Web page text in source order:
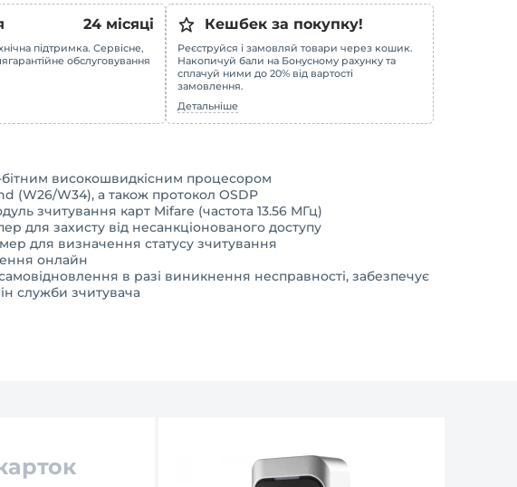
24 місяці
підтримка. Сервісне,
обслуговування
Кешбек за покупку!
Реєструйся і замовляй товари через кошик.
Накопичуй бали на Бонусному рахунку та
сплачуй ними до 20% від вартості
замовлення.
Детальніше
високошвидкісним процесором
(W26/W34), а також протокол OSDP
зчитування карт Mifare (частота 13.56 МГц)
для захисту від несанкціонованого доступу
для визначення статусу зчитування
онлайн
в разі виникнення несправності, забезпечує
служби зчитувача